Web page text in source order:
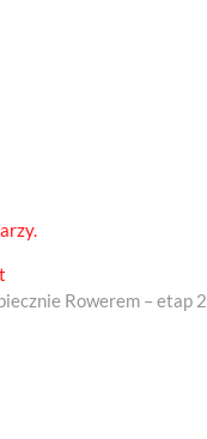
Next
post:
Rowerem – etap 2